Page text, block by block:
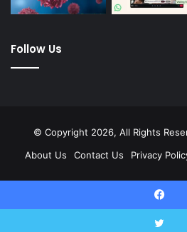
Follow Us
© Copyright 2026, All Rights
About Us
Contact Us Privacy
Twitter
Facebook